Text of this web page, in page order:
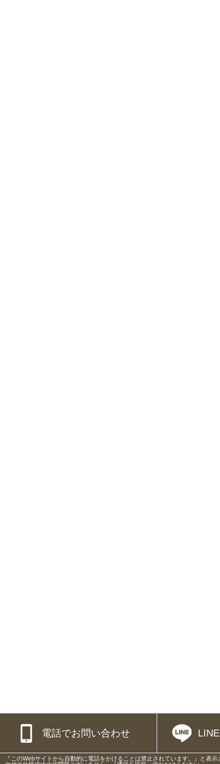
電話でお問い合わせ
『このWebサイトから自動的に電話をかけることは禁止されています。』と表